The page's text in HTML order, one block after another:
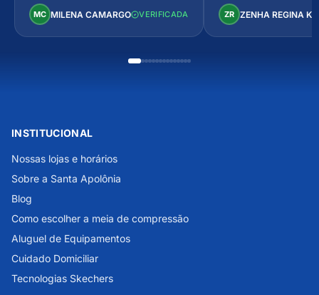
MC MILENA CAMARGO VERIFICADA
Perfeito!
ZR ZENHA REGINA
INSTITUCIONAL
Nossas lojas e horários
Sobre a Santa Apolônia
Blog
Como escolher a meia de compressão
Aluguel de Equipamentos
Cuidado Domiciliar
Tecnologias Skechers